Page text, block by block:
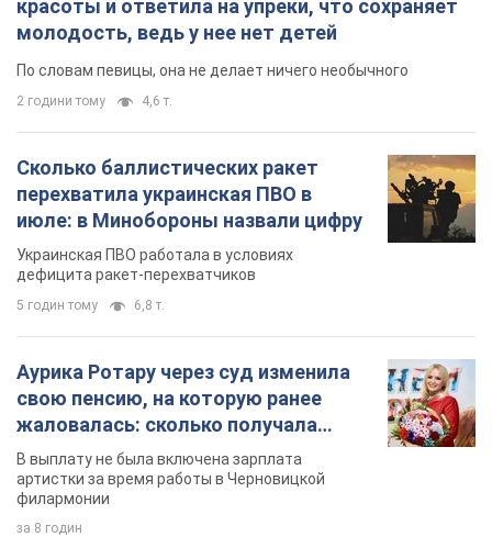
красоты и ответила на упреки, что сохраняет
молодость, ведь у нее нет детей
По словам певицы, она не делает ничего необычного
2 години тому 4,6 т.
Сколько баллистических ракет
перехватила украинская ПВО в
июле: в Минобороны назвали цифру
Украинская ПВО работала в условиях
дефицита ракет-перехватчиков
5 годин тому 6,8 т.
Аурика Ротару через суд изменила
свою пенсию, на которую ранее
жаловалась: сколько получала
певица
В выплату не была включена зарплата
артистки за время работы в Черновицкой
филармонии
за 8 годин